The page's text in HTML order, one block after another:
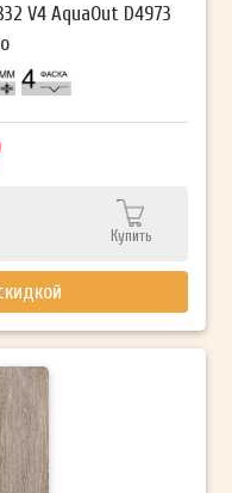
V4 AquaOut D4973
Купить